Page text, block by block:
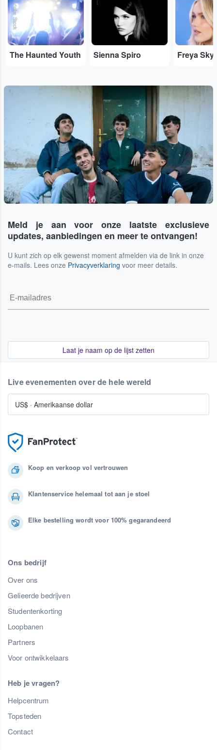
Adobe Stock
The Haunted Youth
...
Sienna Spiro
...
Freya
...
Meld je aan voor onze laatste exclusieve
updates, aanbiedingen en meer te ontvangen!
U kunt zich op elk gewenst moment afmelden via de link in onze
e-mails. Lees onze Privacyverklaring voor meer details.
Laat je naam op de lijst zetten
Koop en verkoop vol vertrouwen
Klantenservice helemaal tot aan je stoel
Elke bestelling wordt voor 100% gegarandeerd
Ons bedrijf
Over ons
Gelieerde bedrijven
Studentenkorting
Loopbanen
Partners
Voor ontwikkelaars
Heb je vragen?
Helpcentrum
Topsteden
Contact
Live evenementen over de hele wereld
US$ · Amerikaanse dollar